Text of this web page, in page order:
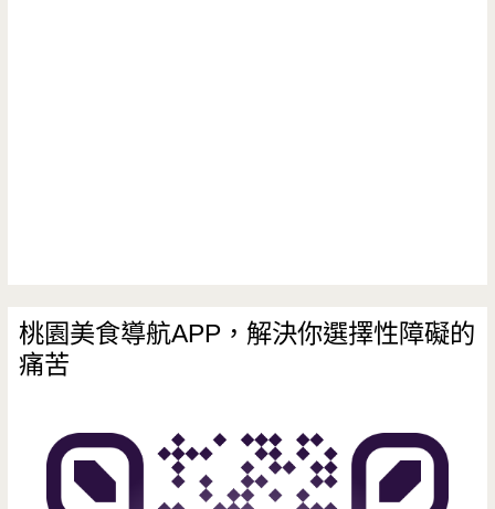
桃園美食導航APP，解決你選擇性障礙的
痛苦